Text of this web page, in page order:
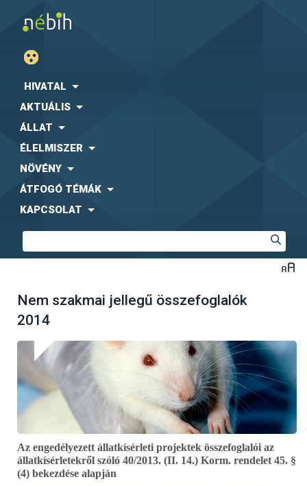
HIVATAL
AKTUÁLIS
ÁLLAT
ÉLELMISZER
NÖVÉNY
ÁTFOGÓ TÉMÁK
KAPCSOLAT
Nem szakmai jellegű összefoglalók
2014
Az engedélyezett állatkísérleti projektek összefoglalói az
állatkísérletekről szóló 40/2013. (II. 14.) Korm. rendelet 45. §
(4) bekezdése alapján